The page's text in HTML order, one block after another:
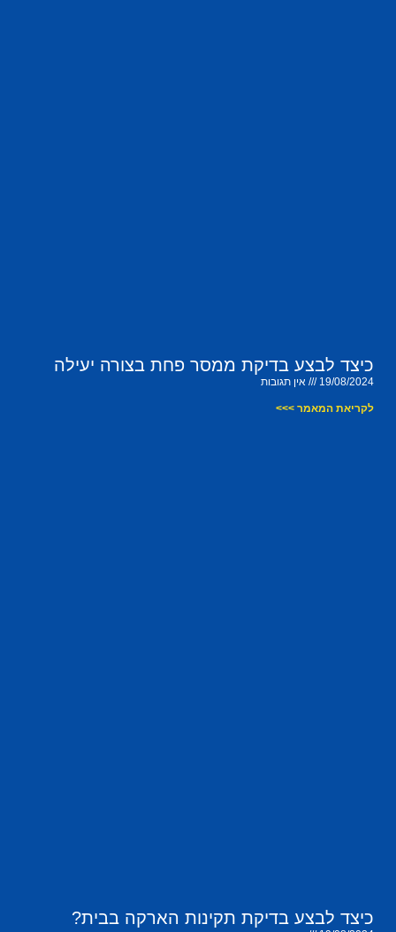
כיצד לבצע בדיקת ממסר פחת בצורה יעילה
19/08/2024 אין תגובות
לקריאת המאמר >>>
כיצד לבצע בדיקת תקינות הארקה בבית?